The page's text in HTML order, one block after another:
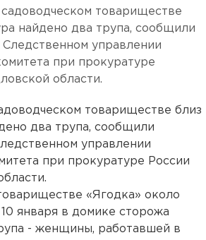
товариществе
найдено два трупа, сообщили
управлении
при прокуратуре
области.
товариществе близ
два трупа, сообщили
управлении
при прокуратуре России
«Ягодка» около
января в домике сторожа
- женщины, работавшей в